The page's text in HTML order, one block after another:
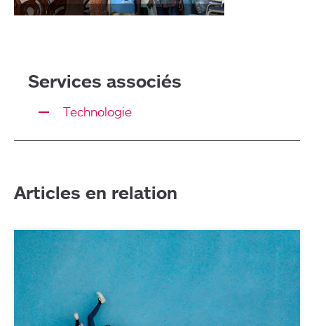
Services associés
Technologie
Articles en relation